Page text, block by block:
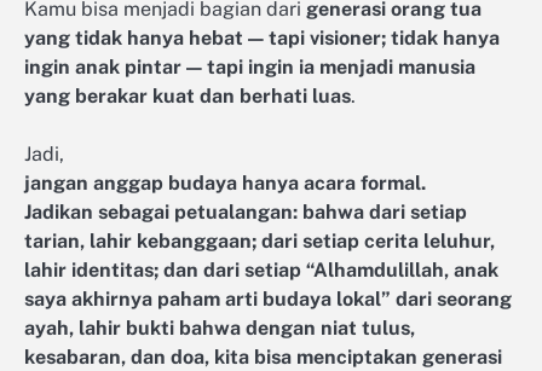
Kamu bisa menjadi bagian dari generasi orang tua
yang tidak hanya hebat — tapi visioner; tidak hanya
ingin anak pintar — tapi ingin ia menjadi manusia
yang berakar kuat dan berhati luas.
Jadi,
jangan anggap budaya hanya acara formal.
Jadikan sebagai petualangan: bahwa dari setiap
tarian, lahir kebanggaan; dari setiap cerita leluhur,
lahir identitas; dan dari setiap “Alhamdulillah, anak
saya akhirnya paham arti budaya lokal” dari seorang
ayah, lahir bukti bahwa dengan niat tulus,
kesabaran, dan doa, kita bisa menciptakan generasi